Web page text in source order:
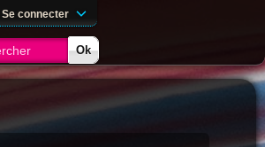
Se connecter
Ok